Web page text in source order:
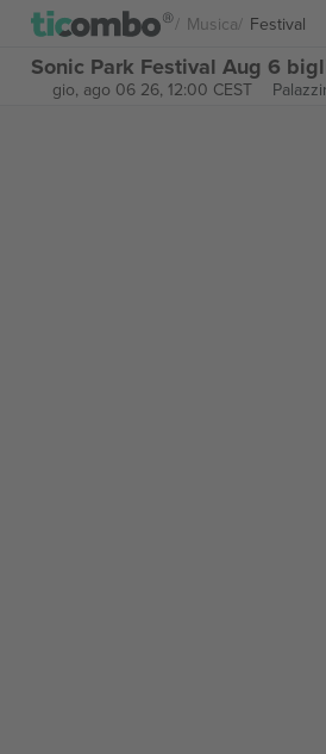
Musica Festival
Sonic Park Festival Aug 6
gio, ago 06 26, 12:00 CEST